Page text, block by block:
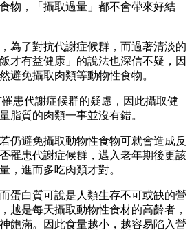
物，「攝取過量」都不會帶來好結
為了對抗代謝症候群，而過著清淡的
才有益健康」的說法也深信不疑，因
避免攝取肉類等動物性食物。
患代謝症候群的疑慮，因此攝取健
脂質的肉類一事並沒有錯。
仍避免攝取動物性食物可就會造成反
罹患代謝症候群，邁入老年期後更該
，進而多吃肉類才對。
蛋白質可說是人類生存不可或缺的營
越是每天攝取動物性食材的高齡者，
飽滿。因此食量越小，越容易陷入營